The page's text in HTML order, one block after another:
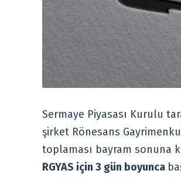
Sermaye Piyasası Kurulu
şirket Rönesans
toplaması bayram sonuna
RGYAS için 3 gün boyunca